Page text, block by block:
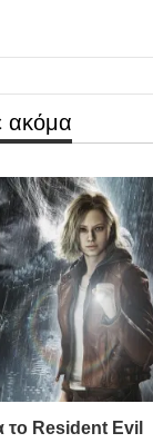
ακόμα
το Resident Evil